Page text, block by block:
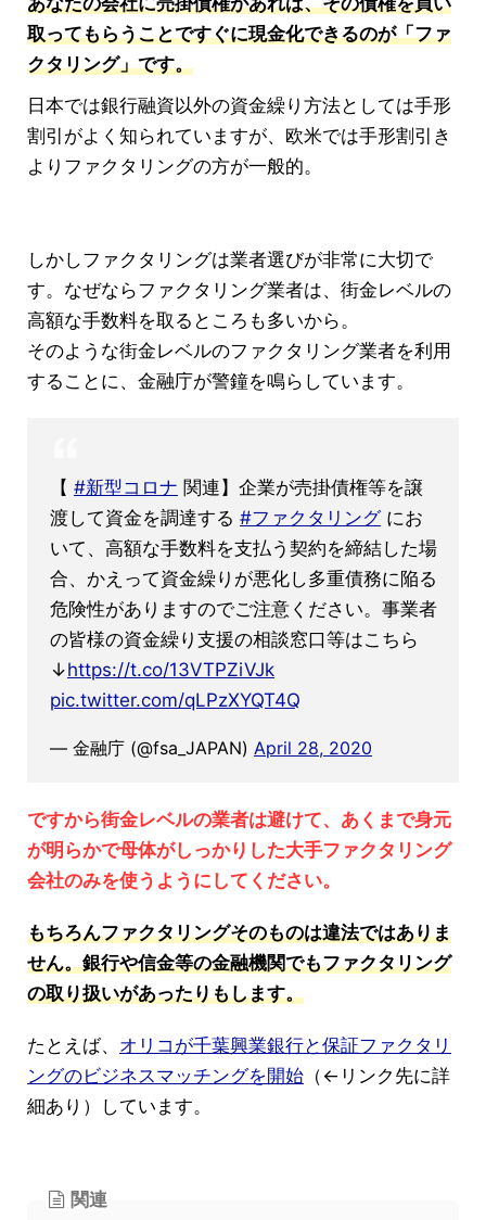
取ってもらうことですぐに現金化できるのが「ファ
クタリング」です。
日本では銀行融資以外の資金繰り方法としては手形
割引がよく知られていますが、欧米では手形割引き
よりファクタリングの方が一般的。
しかしファクタリングは業者選びが非常に大切で
す。なぜならファクタリング業者は、街金レベルの
高額な手数料を取るところも多いから。
そのような街金レベルのファクタリング業者を利用
することに、金融庁が警鐘を鳴らしています。
【 #新型コロナ 関連】企業が売掛債権等を譲
渡して資金を調達する #ファクタリングにお
いて、高額な手数料を支払う契約を締結した場
合、かえって資金繰りが悪化し多重債務に陥る
危険性がありますのでご注意ください。事業者
の皆様の資金繰り支援の相談窓口等はこちら
↓https://t.co/13VTPZiVJk
pic.twitter.com/qLPzXYQT4Q
— 金融庁 (@fsa_JAPAN) April 28, 2020
ですから街金レベルの業者は避けて、あくまで身元
が明らかで母体がしっかりした大手ファクタリング
会社のみを使うようにしてください。
もちろんファクタリングそのものは違法ではありま
せん。銀行や信金等の金融機関でもファクタリング
の取り扱いがあったりもします。
たとえば、 オリコが千葉興業銀行と保証ファクタリ
ングのビジネスマッチングを開始 （←リンク先に詳
細あり）しています。
関連